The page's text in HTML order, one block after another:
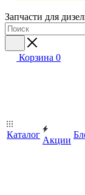
Запчасти для
Корзина 0
Каталог
Акции